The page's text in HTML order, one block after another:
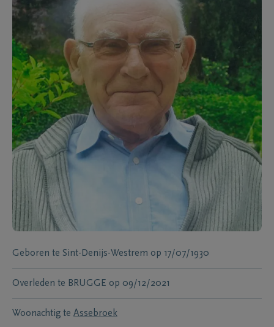
Geboren te Sint-Denijs-Westrem op 17/07/1930
Overleden te BRUGGE op 09/12/2021
Woonachtig te Assebroek